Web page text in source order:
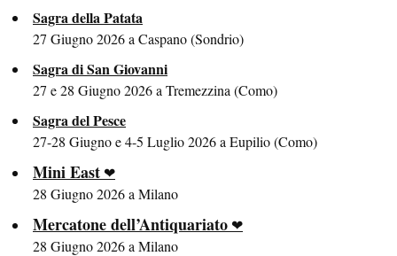
Sagra della Patata
27 Giugno 2026 a Caspano (Sondrio)
Sagra di San Giovanni
27 e 28 Giugno 2026 a Tremezzina (Como)
Sagra del Pesce
27-28 Giugno e 4-5 Luglio 2026 a Eupilio (Como)
Mini East
28 Giugno 2026 a Milano
Mercatone dell’Antiquariato
28 Giugno 2026 a Milano